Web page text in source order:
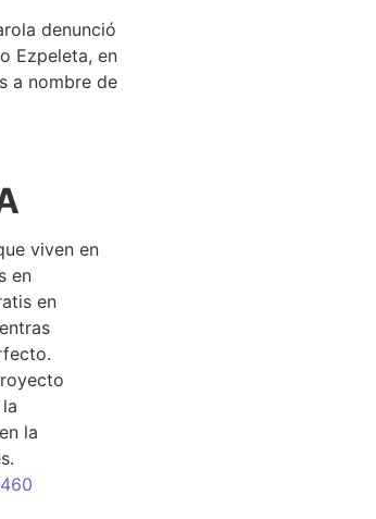
denunció
Ezpeleta, en
a nombre de
viven en
en
en
la